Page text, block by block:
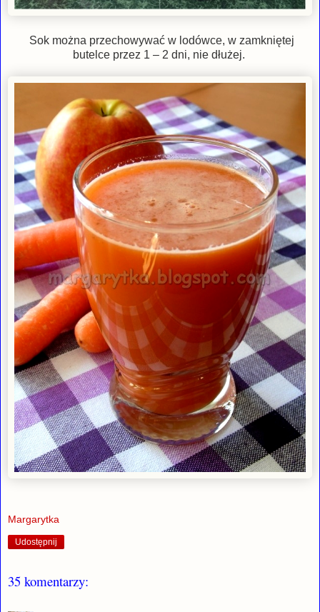
Sok można przechowywać w lodówce, w zamkniętej
butelce przez 1 – 2 dni, nie dłużej.
Margarytka
Udostępnij
35 komentarzy: